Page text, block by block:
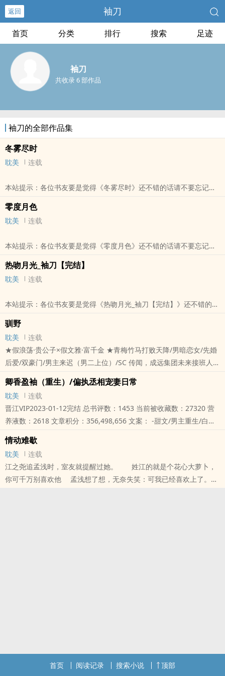
返回 袖刀
首页 分类 排行 搜索 足迹
袖刀
共收录 6 部作品
袖刀的全部作品集
冬雾尽时
耽美 连载
本站提示：各位书友要是觉得《冬雾尽时》还不错的话请不要忘记向
您QQ群和微博里的朋友推荐哦！
零度月色
耽美 连载
本站提示：各位书友要是觉得《零度月色》还不错的话请不要忘记向
您QQ群和微博里的朋友推荐哦！
热吻月光_袖刀【完结】
耽美 连载
本站提示：各位书友要是觉得《热吻月光_袖刀【完结】》还不错的话
驯野
耽美
连载
★假浪荡·贵公子×假文雅·富千金 ★青梅竹马打败天降/男暗恋女/先婚
后爱/双豪门/男主来迟（男二上位）/SC 传闻，成远集团未来接班人顾
尧野是个浪荡子。 他向来只喝最烈的酒，赛最野的车，泡最辣的..
本站提示：各位书友要是觉得《驯野》还不错的话请不要忘记向您QQ
群和微博里的朋友推荐哦！
卿香盈袖（重生）/偏执丞相宠妻日常
耽美
连载
晋江VIP2023-01-12完结 总书评数：1453 当前被收藏数：27320 营
养液数：2618 文章积分：356,498,656 文案： -甜文/男主重生/白切
慧心妙舌，乃是京中第一美人。 及笄之年，求娶之人，几乎踏破太傅
府的门槛。 可顾晚卿却对国子监一名小小学正一见倾心，执意下嫁。
大婚当日，同顾晚卿青梅竹马一起长大的当今丞相
本站提示：各位书友要是觉得《卿香盈袖（重生）/偏执丞相宠妻日
情动难歇
耽美
连载
江之尧追孟浅时，室友就提醒过她。 姓江的就是个花心大萝卜，
你可千万别喜欢他 孟浅想了想，无奈失笑：可我已经喜欢上了。
首页 阅读记录 搜索小说 顶部